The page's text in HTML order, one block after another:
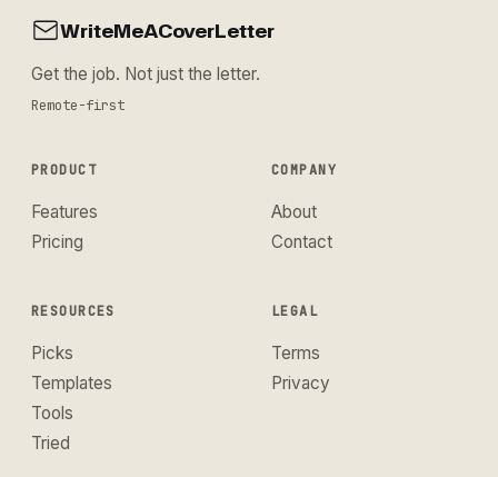
WriteMeACoverLetter
Get the job. Not just the letter.
Remote-first
PRODUCT
Features
Pricing
COMPANY
About
Contact
RESOURCES
Picks
Templates
Tools
Tried
LEGAL
Terms
Privacy